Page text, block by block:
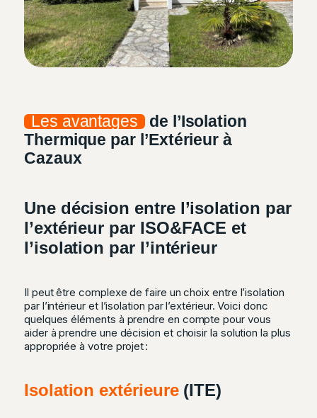
Les avantages
de l’Isolation
Thermique par l’Extérieur à
Cazaux
Une décision entre l’isolation par
l’extérieur par ISO&FACE et
l’isolation par l’intérieur
Il peut être complexe de faire un choix entre l’isolation
par l’intérieur et l’isolation par l’extérieur. Voici donc
quelques éléments à prendre en compte pour vous
aider à prendre une décision et choisir la solution la plus
appropriée à votre projet :
Isolation extérieure(ITE)